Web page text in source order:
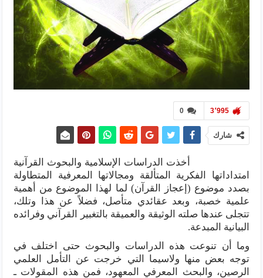
0 3٬995
شارك
أخذت الدراسات الإسلامية والبحوث القرآنية
امتداداتها الفكرية المتألقة ومجالاتها المعرفية المتطاولة
بصدد موضوع (إعجاز القرآن) لما لهذا الموضوع من أهمية
علمية خصبة، وبعد عقائدي متأصل، فضلاً عن هذا وتلك،
تتجلى عندها صلته الوثيقة والعميقة بالتغبير القرآني وفرائده
البيانية المبدعة.
وما أن تنوعت هذه الدراسات والبحوث حتى اختلف في
توجه بعض منها ولاسيما التي خرجت عن التأمل العلمي
الرصين، والبحث المعرفي المعهود، فمن هذه المقولات ـ